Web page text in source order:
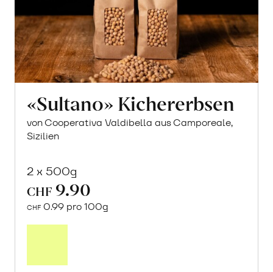
«Sultano» Kichererbsen
von Cooperativa Valdibella aus Camporeale,
Sizilien
2 x 500g
CHF 9.90
CHF 0.99 pro 100g